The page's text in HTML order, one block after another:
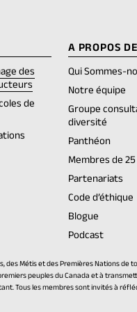
des
de
A PROPOS DE
Qui Sommes-
Notre équipe
Groupe
diversité
Panthéon
Membres de 25
Partenariats
Code d’éthique
Blogue
Podcast
des Métis et des Premières Nations de
peuples du Canada et à
Tous les membres sont invités à